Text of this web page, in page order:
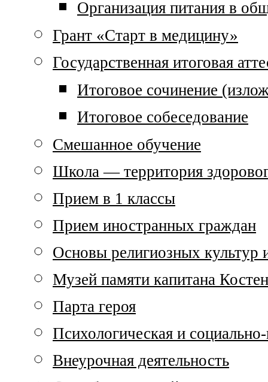
Организация питания в
Грант «Старт в медицину»
Государственная итоговая
Итоговое сочинение
Итоговое собеседование
Смешанное обучение
Школа — территория
Прием в 1 классы
Прием иностранных граждан
Основы религиозных культур
Музей памяти капитана
Парта героя
Психологическая и
Внеурочная деятельность